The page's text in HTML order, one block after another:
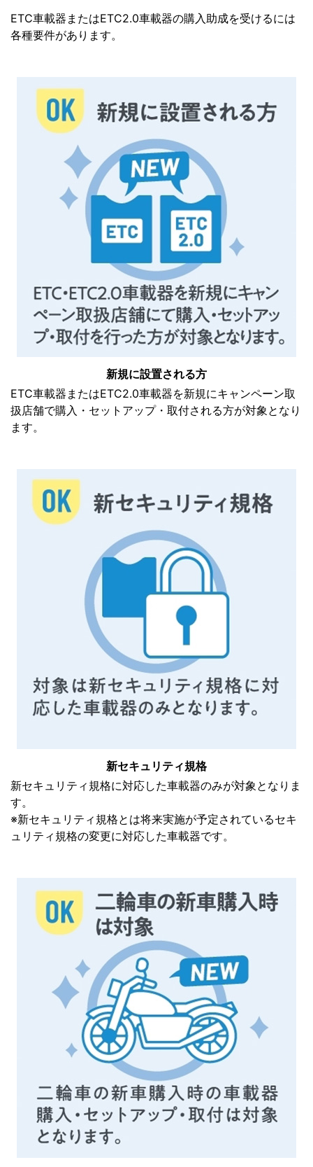
ETC車載器またはETC2.0車載器の購入助成を受けるには
各種要件があります。
新規に設置される方
ETC車載器またはETC2.0車載器を新規にキャンペーン取
扱店舗で購入・セットアップ・取付される方が対象となり
ます。
新セキュリティ規格
新セキュリティ規格に対応した車載器のみが対象となりま
す。
※新セキュリティ規格とは将来実施が予定されているセキ
ュリティ規格の変更に対応した車載器です。